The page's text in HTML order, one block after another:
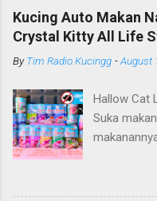
Surya,
bidang
Tree
Litter, Cat
dahulu dari
Arthacat
Tree,
ternyata
Kucing Auto Makan
Crystal Kitty All Life
ByTim Radio Kucingg -August
Hallow Cat
Suka
banget deh